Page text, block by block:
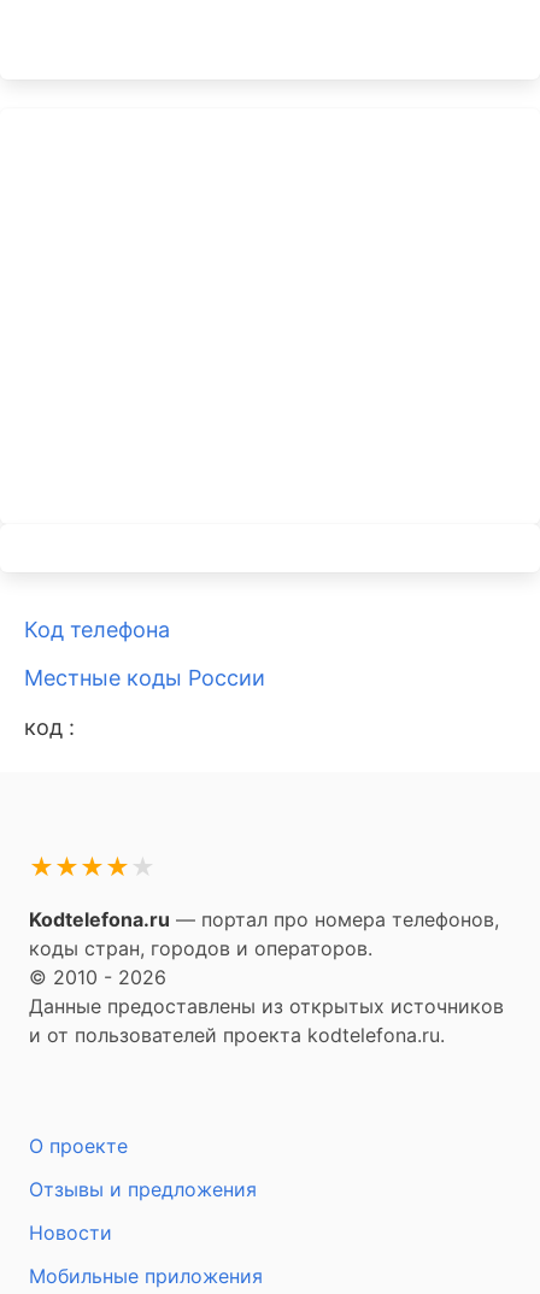
Код телефона
Местные коды России
код :
★
★
★
★
★
Kodtelefona.ru — портал про номера телефонов,
коды стран, городов и операторов.
© 2010 - 2026
Данные предоставлены из открытых источников
и от пользователей проекта kodtelefona.ru.
О проекте
Отзывы и предложения
Новости
Мобильные приложения